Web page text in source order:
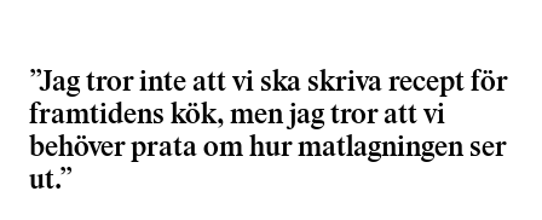
Jag tror inte att vi ska skriva recept för
framtidens kök, men jag tror att vi
behöver prata om hur matlagningen ser
ut.